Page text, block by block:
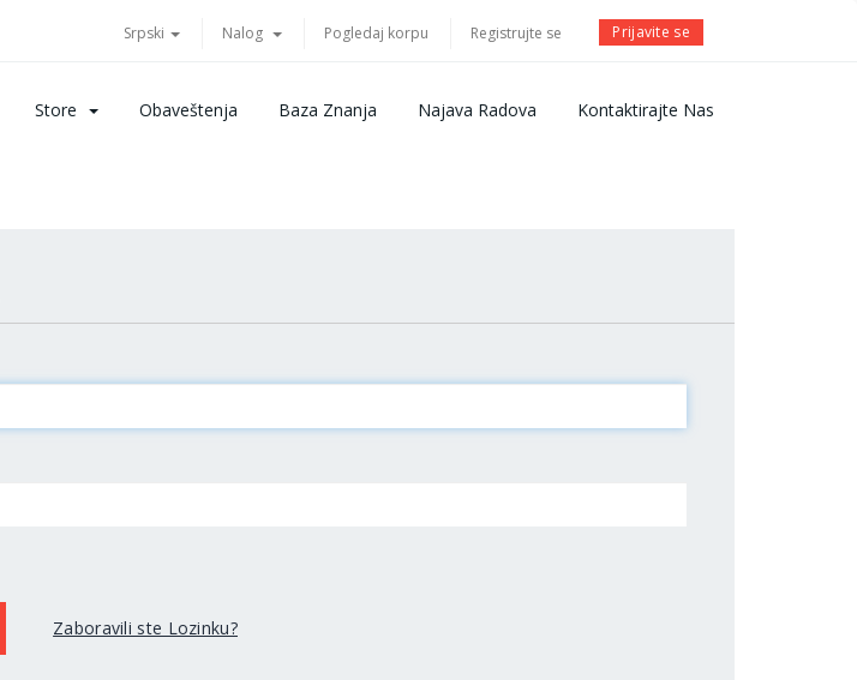
Srpski Nalog Pogledaj korpu Registrujte se Prijavite se
Store Obaveštenja Baza Znanja Najava Radova Kontaktirajte Nas
Zaboravili ste Lozinku?